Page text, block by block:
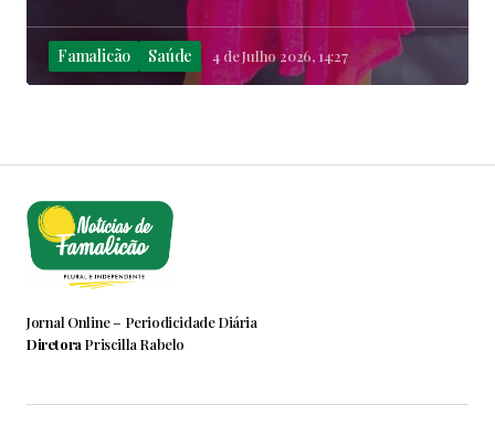
Famalicão Saúde 4 de Julho 2026, 14:27
Jornal Online – Periodicidade Diária
Diretora Priscilla Rabelo